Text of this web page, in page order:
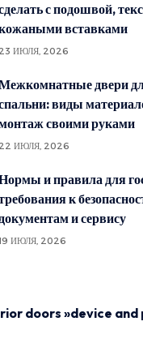
с подошвой,
вставками
23 ИЮЛЯ, 2026
двери
виды
своими руками
22 ИЮЛЯ, 2026
и правила для
к
и сервису
ИЮЛЯ, 2026
doors »device and